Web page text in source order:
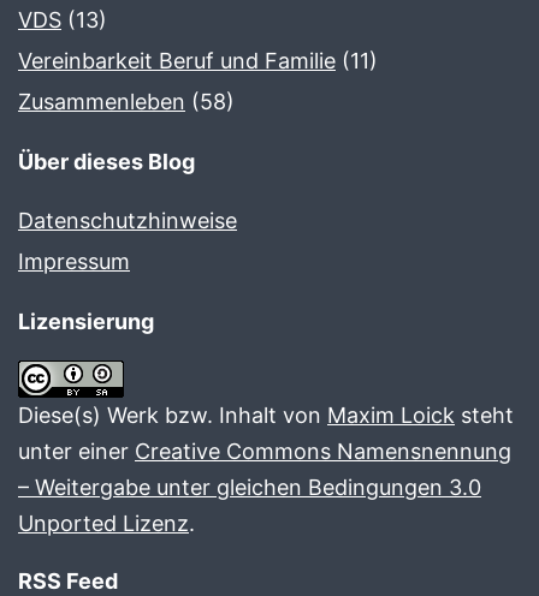
VDS (13)
Vereinbarkeit Beruf und Familie (11)
Zusammenleben (58)
Über dieses Blog
Datenschutzhinweise
Impressum
Lizensierung
Diese(s) Werk bzw. Inhalt von Maxim Loick steht
unter einer Creative Commons Namensnennung
– Weitergabe unter gleichen Bedingungen 3.0
Unported Lizenz.
RSS Feed